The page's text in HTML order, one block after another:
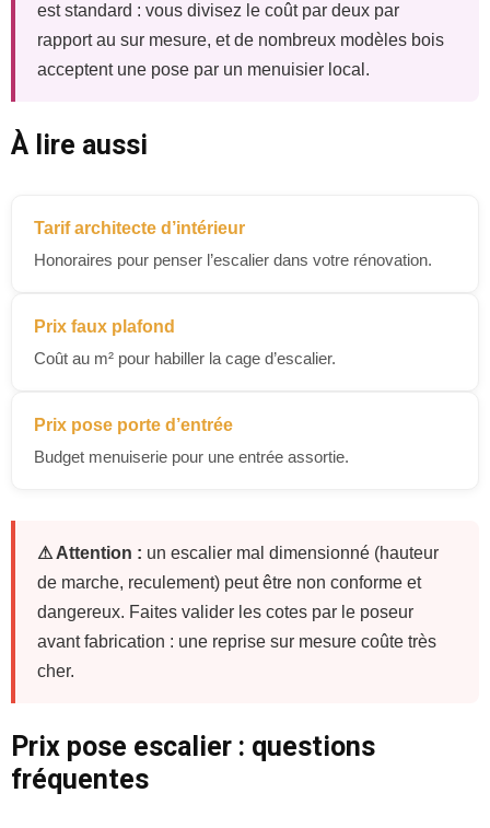
est standard : vous divisez le coût par deux par
rapport au sur mesure, et de nombreux modèles bois
acceptent une pose par un menuisier local.
À lire aussi
Tarif architecte d’intérieur
Honoraires pour penser l’escalier dans votre rénovation.
Prix faux plafond
Coût au m² pour habiller la cage d’escalier.
Prix pose porte d’entrée
Budget menuiserie pour une entrée assortie.
⚠ Attention : un escalier mal dimensionné (hauteur
de marche, reculement) peut être non conforme et
dangereux. Faites valider les cotes par le poseur
avant fabrication : une reprise sur mesure coûte très
cher.
Prix pose escalier : questions
fréquentes